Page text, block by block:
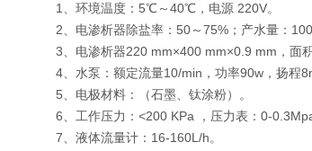
1、环境温度：5℃～40℃，电源 220V。
2、电渗析器除盐率：50～75%；产水量：
3、电渗析器220 mm×400 mm×0.9 mm，面
4、水泵：额定流量10/min，功率90w，扬程
5、电极材料：（石墨、钛涂粉）。
6、工作压力：<200 KPa ，压力表：0-0.3Mpa
7、液体流量计：16-160L/h。